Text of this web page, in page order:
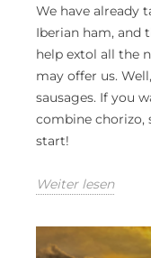
We have already
Iberian ham, and
help extol all the
may offer us.
sausages. If you
combine chorizo,
start!
Weiter lesen